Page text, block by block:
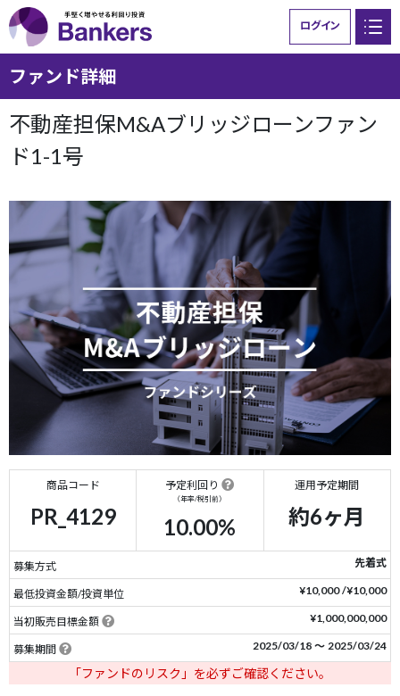
Bankersとは
ご利用ガイド ニュース
ログイン
ファンド詳細
不動産担保M&Aブリッジローンファン
ド1-1号
商品コード
PR_4129
予定利回り
（年率/税引前）
10.00%
運用予定期間
約6ヶ月
募集方式 先着式
最低投資金額/投資単位 ¥10,000 /¥10,000
当初販売目標金額 ¥1,000,000,000
募集期間 2025/03/18 〜 2025/03/24
「ファンドのリスク」を必ずご確認ください。